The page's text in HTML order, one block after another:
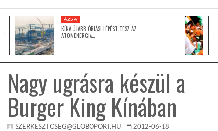
ÁZSIA
LATIN-AMERIKA
KÖZEL-KELET
ÁZSIA
KÍNA ÚJABB ÓRIÁSI LÉPÉST TESZ AZ
ATOMENERGIA…
Nagy ugrásra készül a
Burger King Kínában
SZERKESZTOSEG@GLOBOPORT.HU 2012-06-18